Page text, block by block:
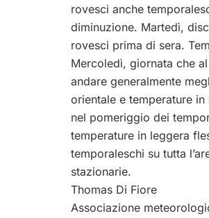
rovesci anche
diminuzione. Martedì,
rovesci prima di sera.
Mercoledì, giornata che
andare generalmente
orientale e temperature
nel pomeriggio dei
temperature in leggera
temporaleschi su tutta
stazionarie.
Thomas Di Fiore
Associazione